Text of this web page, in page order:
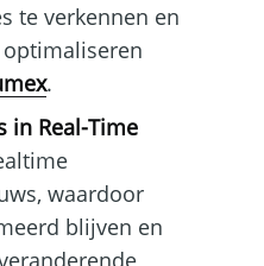
te verkennen en
.
in Real-Time
waardoor
blijven en